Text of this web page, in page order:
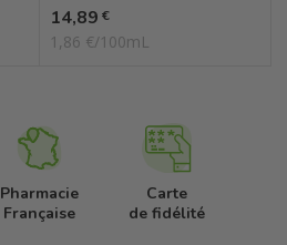
Prix
14,89 €
1,86 €/100mL
Pharmacie
Française
Carte
de fidélité